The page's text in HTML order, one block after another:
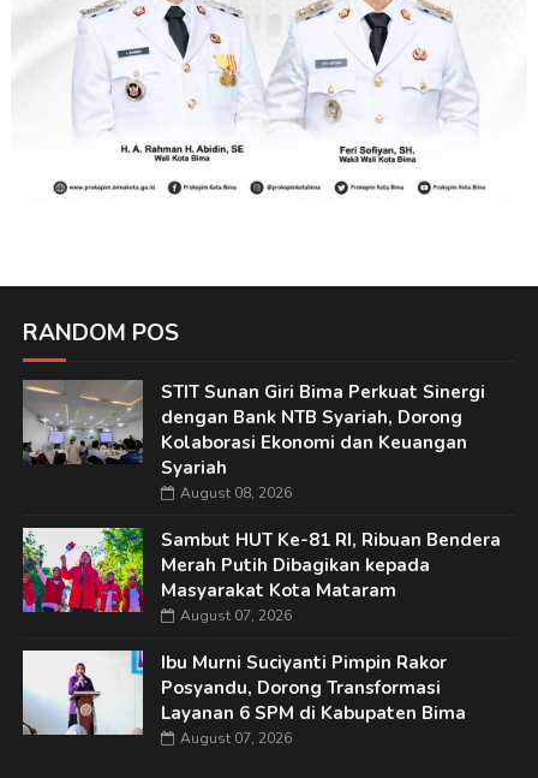
RANDOM POS
STIT Sunan Giri Bima Perkuat Sinergi
dengan Bank NTB Syariah, Dorong
Kolaborasi Ekonomi dan Keuangan
Syariah
August 08, 2026
Sambut HUT Ke-81 RI, Ribuan Bendera
Merah Putih Dibagikan kepada
Masyarakat Kota Mataram
August 07, 2026
Ibu Murni Suciyanti Pimpin Rakor
Posyandu, Dorong Transformasi
Layanan 6 SPM di Kabupaten Bima
August 07, 2026